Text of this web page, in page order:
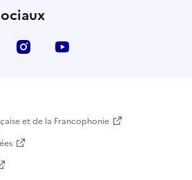
Facebook Instagram
et de la Francophonie